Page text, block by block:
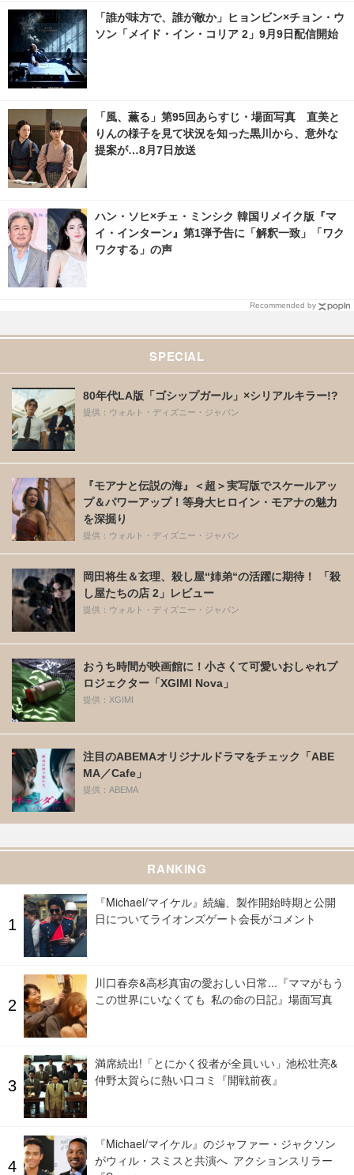
macafe.net
「誰が味方で、誰が敵か」ヒョンビン×チョン・ウ
ソン「メイド・イン・コリア 2」9月9日配信開始
「風、薫る」第95回あらすじ・場面写真 直美と
りんの様子を見て状況を知った黒川から、意外な
提案が…8月7日放送
ハン・ソヒ×チェ・ミンシク 韓国リメイク版『マ
イ・インターン』第1弾予告に「解釈一致」「ワク
ワクする」の声
Recommended by
SPECIAL
80年代LA版「ゴシップガール」×シリアルキラー!?
提供：ウォルト・ディズニー・ジャパン
『モアナと伝説の海』＜超＞実写版でスケールアッ
プ＆パワーアップ！等身大ヒロイン・モアナの魅力
を深掘り
提供：ウォルト・ディズニー・ジャパン
岡田将生＆玄理、殺し屋“姉弟“の活躍に期待！ 「殺
し屋たちの店 2」レビュー
提供：ウォルト・ディズニー・ジャパン
おうち時間が映画館に！小さくて可愛いおしゃれプ
ロジェクター「XGIMI Nova」
提供：XGIMI
注目のABEMAオリジナルドラマをチェック「ABE
MA／Cafe」
提供：ABEMA
RANKING
『Michael/マイケル』続編、製作開始時期と公開
日についてライオンズゲート会長がコメント
川口春奈&高杉真宙の愛おしい日常...『ママがもう
この世界にいなくても 私の命の日記』場面写真
満席続出!「とにかく役者が全員いい」池松壮亮&
仲野太賀らに熱い口コミ『開戦前夜』
『Michael/マイケル』のジャファー・ジャクソン
がウィル・スミスと共演へ アクションスリラー